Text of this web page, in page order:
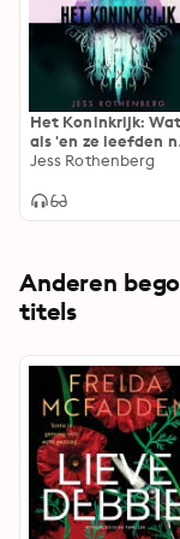
Het Koninkrijk: Wat
als 'en ze leefden
lang en gelukkig'
lijkt?
Jess Rothenberg
Anderen
titels